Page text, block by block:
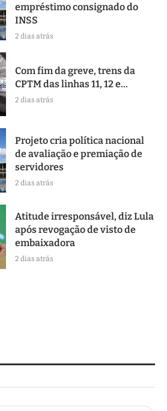
empréstimo consignado do
INSS
2 dias atrás
Com fim da greve, trens da
CPTM das linhas 11, 12 e...
2 dias atrás
Projeto cria política nacional
de avaliação e premiação de
servidores
2 dias atrás
Atitude irresponsável, diz Lula
após revogação de visto de
embaixadora
2 dias atrás